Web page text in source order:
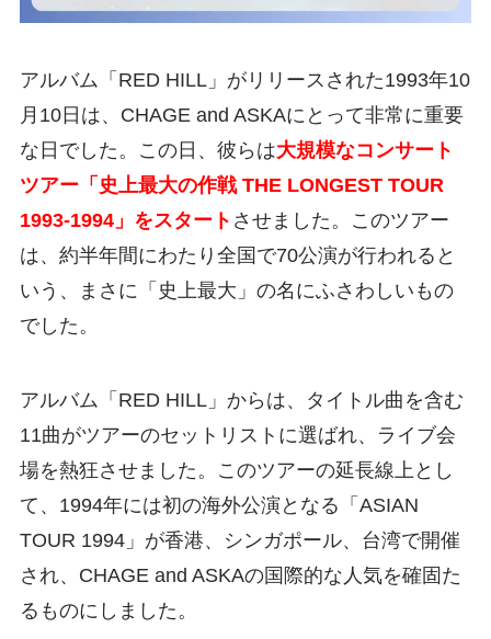
アルバム「RED HILL」がリリースされた1993年10
月10日は、CHAGE and ASKAにとって非常に重要
な日でした。この日、彼らは大規模なコンサート
ツアー「史上最大の作戦 THE LONGEST TOUR
1993-1994」をスタート させました。このツアー
は、約半年間にわたり全国で70公演が行われると
いう、まさに「史上最大」の名にふさわしいもの
でした。
アルバム「RED HILL」からは、タイトル曲を含む
11曲がツアーのセットリストに選ばれ、ライブ会
場を熱狂させました。このツアーの延長線上とし
て、1994年には初の海外公演となる「ASIAN
TOUR 1994」が香港、シンガポール、台湾で開催
され、CHAGE and ASKAの国際的な人気を確固た
るものにしました。